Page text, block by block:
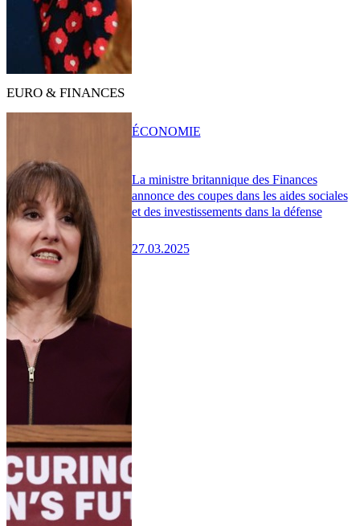
EURO & FINANCES
La ministre britannique des Finances
annonce des coupes dans les aides sociales
et des investissements dans la défense
27.03.2025
ÉCONOMIE